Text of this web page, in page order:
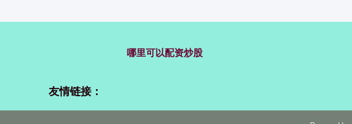
哪里可以配资炒股
友情链接：